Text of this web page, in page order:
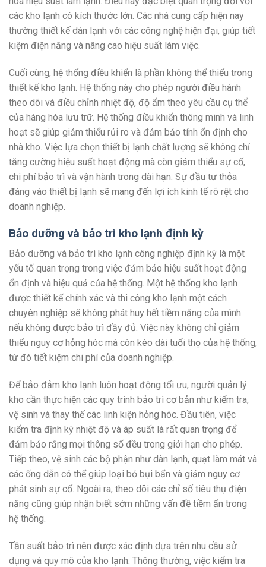
các kho lạnh có kích thước lớn. Các nhà cung cấp hiện nay
thường thiết kế dàn lạnh với các công nghệ hiện đại, giúp tiết
kiệm điện năng và nâng cao hiệu suất làm việc.
Cuối cùng, hệ thống điều khiển là phần không thể thiếu trong
thiết kế kho lạnh. Hệ thống này cho phép người điều hành
theo dõi và điều chỉnh nhiệt độ, độ ẩm theo yêu cầu cụ thể
của hàng hóa lưu trữ. Hệ thống điều khiển thông minh và linh
hoạt sẽ giúp giảm thiểu rủi ro và đảm bảo tính ổn định cho
nhà kho. Việc lựa chọn thiết bị lạnh chất lượng sẽ không chỉ
tăng cường hiệu suất hoạt động mà còn giảm thiểu sự cố,
chi phí bảo trì và vận hành trong dài hạn. Sự đầu tư thỏa
đáng vào thiết bị lạnh sẽ mang đến lợi ích kinh tế rõ rệt cho
doanh nghiệp.
Bảo dưỡng và bảo trì kho lạnh định kỳ
Bảo dưỡng và bảo trì kho lạnh công nghiệp định kỳ là một
yếu tố quan trọng trong việc đảm bảo hiệu suất hoạt động
ổn định và hiệu quả của hệ thống. Một hệ thống kho lạnh
được thiết kế chính xác và thi công kho lạnh một cách
chuyên nghiệp sẽ không phát huy hết tiềm năng của mình
nếu không được bảo trì đầy đủ. Việc này không chỉ giảm
thiểu nguy cơ hỏng hóc mà còn kéo dài tuổi thọ của hệ thống,
từ đó tiết kiệm chi phí của doanh nghiệp.
Để bảo đảm kho lạnh luôn hoạt động tối ưu, người quản lý
kho cần thực hiện các quy trình bảo trì cơ bản như kiểm tra,
vệ sinh và thay thế các linh kiện hỏng hóc. Đầu tiên, việc
kiểm tra định kỳ nhiệt độ và áp suất là rất quan trọng để
đảm bảo rằng mọi thông số đều trong giới hạn cho phép.
Tiếp theo, vệ sinh các bộ phận như dàn lạnh, quạt làm mát và
các ống dẫn có thể giúp loại bỏ bụi bẩn và giảm nguy cơ
phát sinh sự cố. Ngoài ra, theo dõi các chỉ số tiêu thụ điện
năng cũng giúp nhận biết sớm những vấn đề tiềm ẩn trong
hệ thống.
Tần suất bảo trì nên được xác định dựa trên nhu cầu sử
dụng và quy mô của kho lạnh. Thông thường, việc kiểm tra